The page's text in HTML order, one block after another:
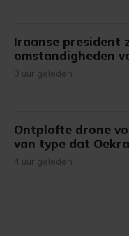
Iraanse president
omstandigheden
3 uur geleden
Ontplofte drone
van type dat
4 uur geleden